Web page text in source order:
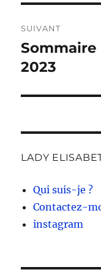
SUIVANT
Publication
suivante :
Sommaire
2023
LADY
Qui suis-je ?
Contactez-
instagram